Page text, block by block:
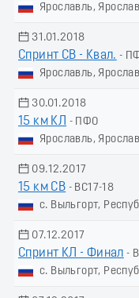
Ярославль,
31.01.2018
Спринт СВ - Квал. -
Ярославль,
30.01.2018
15 км КЛ
- ПФО
Ярославль,
09.12.2017
15 км СВ - ВС17-18
с. Выльгорт,
07.12.2017
Спринт КЛ - Финал -
с. Выльгорт,